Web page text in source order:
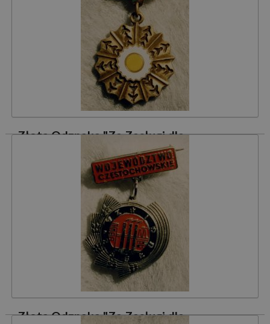
Złota Odznaka "Za Zasługi dla
Województwa Bielskiego"
25 września 1984 r. postanowieniem Prezydium
Wojewódzkiej Rady Narodowej w Bielsku-Białej nadano
Zakładowi Doskonalenia Zawodowego odznakę „Za Zasługi
dla Województwa Bielskiego”.
Złota Odznaka "Za Zasługi dla